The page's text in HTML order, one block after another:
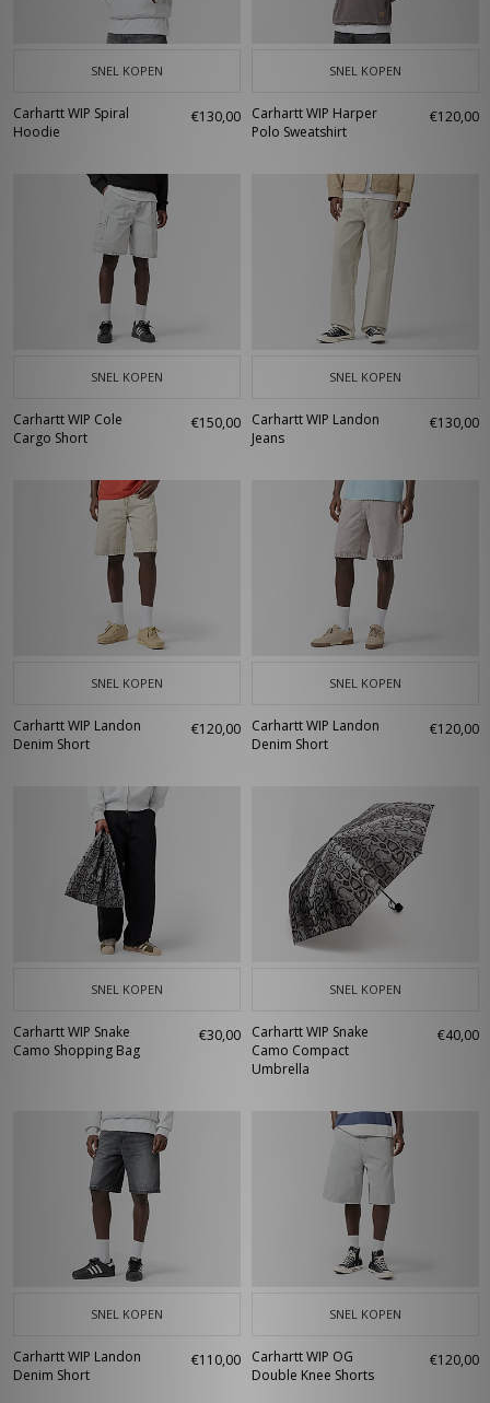
SNEL KOPEN
Carhartt WIP Spiral
Hoodie
€130,00
SNEL KOPEN
Carhartt WIP Harper
Polo Sweatshirt
€120,00
SNEL KOPEN
Carhartt WIP Cole
Cargo Short
€150,00
SNEL KOPEN
Carhartt WIP Landon
Jeans
€130,00
SNEL KOPEN
Carhartt WIP Landon
Denim Short
€120,00
SNEL KOPEN
Carhartt WIP Landon
Denim Short
€120,00
SNEL KOPEN
Carhartt WIP Snake
Camo Shopping Bag
€30,00
SNEL KOPEN
Carhartt WIP Snake
Camo Compact
Umbrella
€40,00
SNEL KOPEN
Carhartt WIP Landon
Denim Short
€110,00
SNEL KOPEN
Carhartt WIP OG
Double Knee Shorts
€120,00